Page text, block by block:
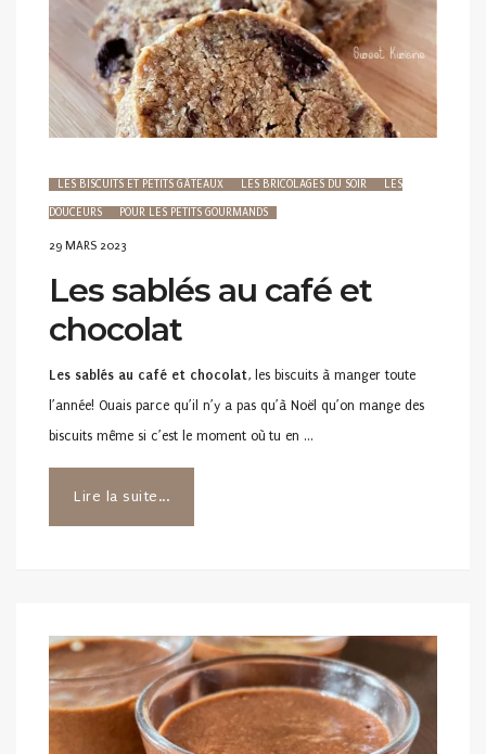
LES BISCUITS ET PETITS GÂTEAUX LES BRICOLAGES DU SOIR LES
DOUCEURS POUR LES PETITS GOURMANDS
POSTED
29 MARS 2023
Les sablés au café et
chocolat
Les sablés au café et chocolat, les biscuits à manger toute
l’année! Ouais parce qu’il n’y a pas qu’à Noël qu’on mange des
biscuits même si c’est le moment où tu en …
Lire la suite...